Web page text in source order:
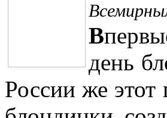
В
день
России же